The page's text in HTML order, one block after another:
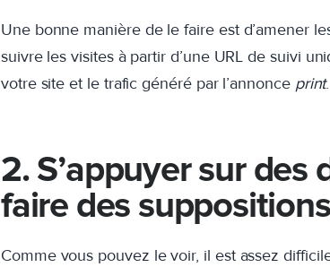
Une bonne manière de le faire est d’amener
suivre les visites à partir d’une URL de suivi
votre site et le trafic généré par l’annonce print.
2. S’appuyer sur
faire des
Comme vous pouvez le voir, il est assez